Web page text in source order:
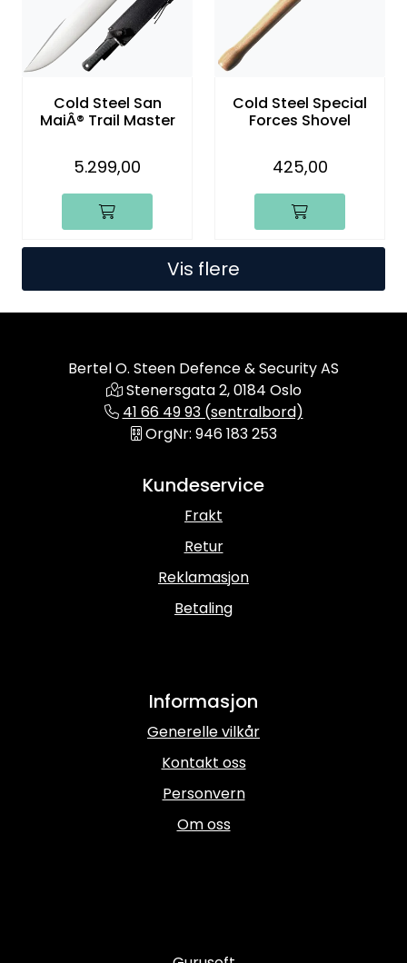
Cold Steel San
MaiÂ® Trail Master
5.299,00
Cold Steel Special
Forces Shovel
425,00
Vis flere
Bertel O. Steen Defence & Security AS
Stenersgata 2, 0184 Oslo
41 66 49 93 (sentralbord)
OrgNr: 946 183 253
Kundeservice
Frakt
Retur
Reklamasjon
Betaling
Informasjon
Generelle vilkår
Kontakt oss
Personvern
Om oss